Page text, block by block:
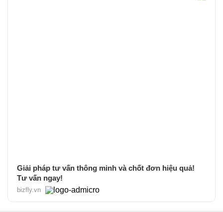
Giải pháp tư vấn thông minh và chốt đơn hiệu quả!
Tư vấn ngay!
bizfly.vn